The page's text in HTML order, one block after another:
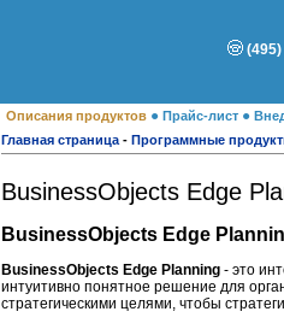
Описания продуктов ● Прайс-лист ●
Главная страница - Программные
BusinessObjects Edge
BusinessObjects Edge
BusinessObjects Edge Planning - это
интуитивно понятное решение для
стратегическими целями, чтобы